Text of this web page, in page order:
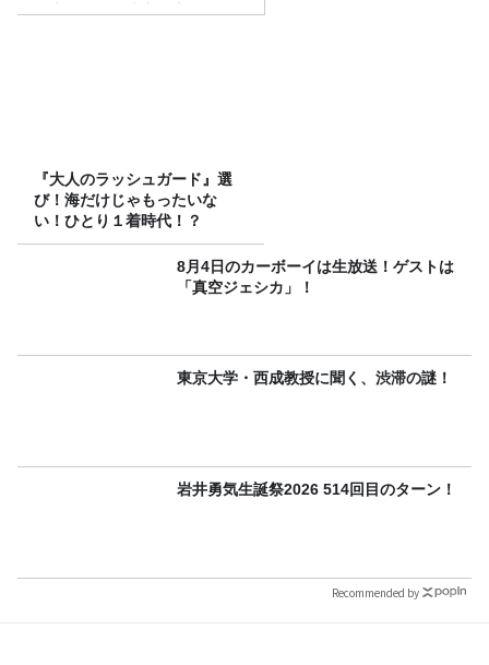
（土）に開催決定！本日より
『大人のラッシュガード』選
び！海だけじゃもったいな
い！ひとり１着時代！？
8月4日のカーボーイは生放送！ゲストは
「真空ジェシカ」！
東京大学・西成教授に聞く、渋滞の謎！
岩井勇気生誕祭2026 514回目のターン！
Recommended by